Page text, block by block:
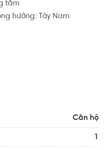
tắm
hướng: Tây Nam
ích về y tế, giáo dục và
Căn hộ
1